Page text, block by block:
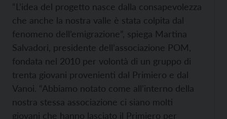
“L’idea del progetto nasce dalla consapevolezza
che anche la nostra valle è stata colpita dal
fenomeno dell’emigrazione”, spiega Martina
Salvadori, presidente dell’associazione POM,
fondata nel 2010 per volontà di un gruppo di
trenta giovani provenienti dal Primiero e dal
Vanoi. “Abbiamo notato come all’interno della
nostra stessa associazione ci siano molti
giovani che hanno lasciato il Primiero per